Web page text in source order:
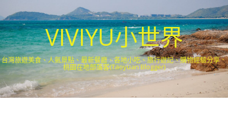
VIVIYU小世界
台灣旅遊美食、人氣景點、最新餐廳、各地小吃、旅行遊記、購物經驗分享．
桃園在地部落客(Taoyuan Blogger)